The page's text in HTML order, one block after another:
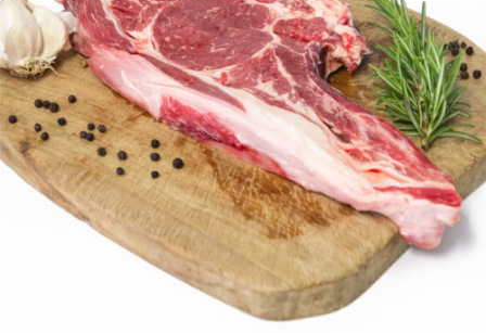
DETTAGLI